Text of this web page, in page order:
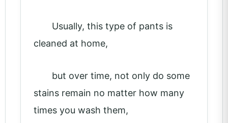
Usually, this type of pants is
cleaned at home,
but over time, not only do some
stains remain no matter how many
times you wash them,